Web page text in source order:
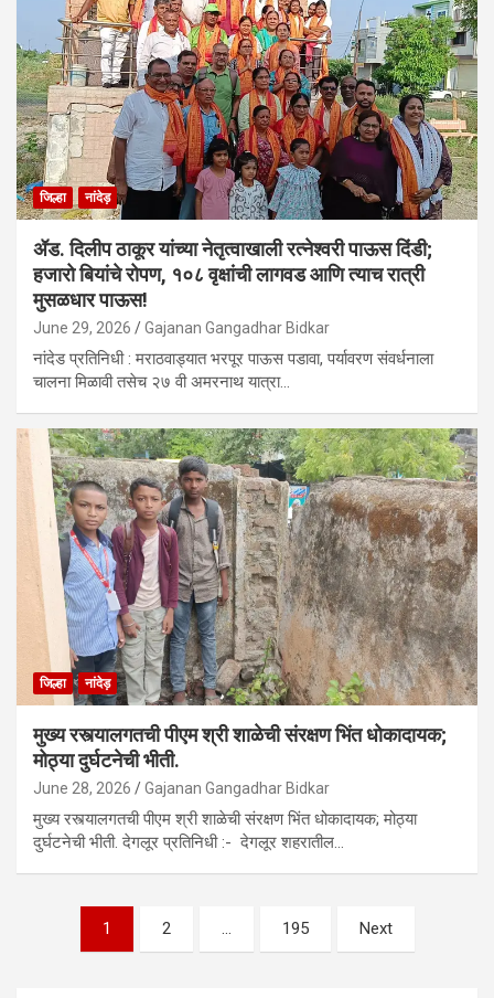
जिल्हा नांदेड़
ॲड. दिलीप ठाकूर यांच्या नेतृत्वाखाली रत्नेश्वरी पाऊस दिंडी;
हजारो बियांचे रोपण, १०८ वृक्षांची लागवड आणि त्याच रात्री
मुसळधार पाऊस!
June 29, 2026 Gajanan Gangadhar Bidkar
नांदेड प्रतिनिधी : मराठवाड्यात भरपूर पाऊस पडावा, पर्यावरण संवर्धनाला
चालना मिळावी तसेच २७ वी अमरनाथ यात्रा…
जिल्हा नांदेड़
मुख्य रस्त्यालगतची पीएम श्री शाळेची संरक्षण भिंत धोकादायक;
मोठ्या दुर्घटनेची भीती.
June 28, 2026 Gajanan Gangadhar Bidkar
मुख्य रस्त्यालगतची पीएम श्री शाळेची संरक्षण भिंत धोकादायक; मोठ्या
दुर्घटनेची भीती. देगलूर प्रतिनिधी :- देगलूर शहरातील…
pagination
1 2 … 195 Next